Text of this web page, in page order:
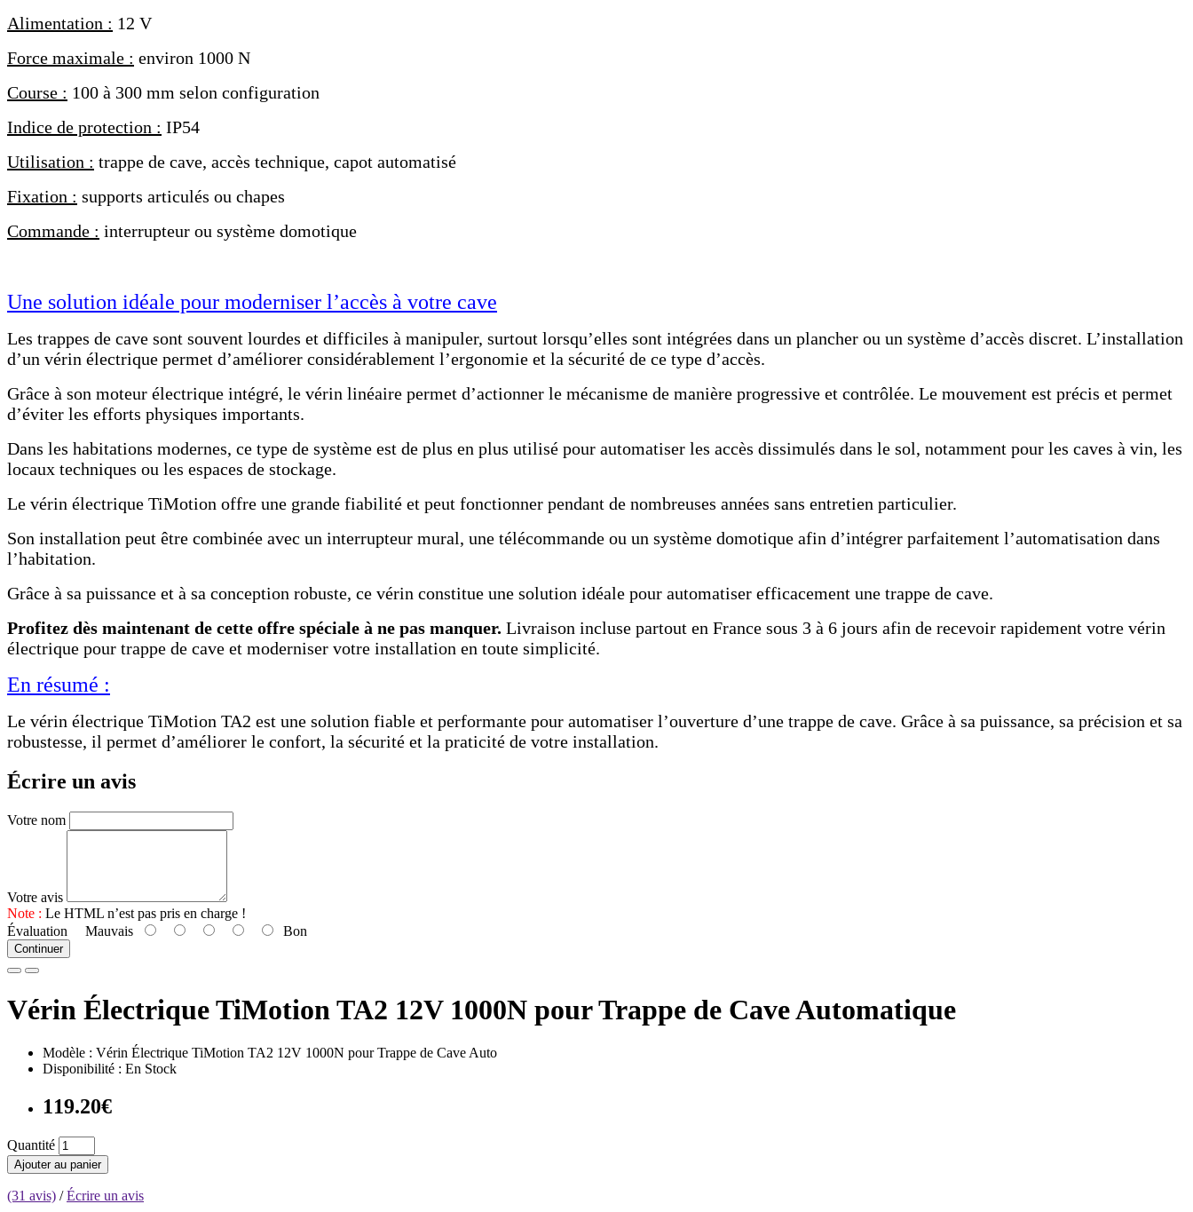
Alimentation : 12 V
Force maximale : environ 1000 N
Course : 100 à 300 mm selon configuration
Indice de protection : IP54
Utilisation : trappe de cave, accès technique, capot automatisé
Fixation : supports articulés ou chapes
Commande : interrupteur ou système domotique
Une solution idéale pour moderniser l’accès à votre cave
Les trappes de cave sont souvent lourdes et difficiles à manipuler, surtout lorsqu’elles sont intégrées dans un plancher ou un système d’accès discret. L’installation
d’un vérin électrique permet d’améliorer considérablement l’ergonomie et la sécurité de ce type d’accès.
Grâce à son moteur électrique intégré, le vérin linéaire permet d’actionner le mécanisme de manière progressive et contrôlée. Le mouvement est précis et permet
d’éviter les efforts physiques importants.
Dans les habitations modernes, ce type de système est de plus en plus utilisé pour automatiser les accès dissimulés dans le sol, notamment pour les caves à vin, les
locaux techniques ou les espaces de stockage.
Le vérin électrique TiMotion offre une grande fiabilité et peut fonctionner pendant de nombreuses années sans entretien particulier.
Son installation peut être combinée avec un interrupteur mural, une télécommande ou un système domotique afin d’intégrer parfaitement l’automatisation dans
l’habitation.
Grâce à sa puissance et à sa conception robuste, ce vérin constitue une solution idéale pour automatiser efficacement une trappe de cave.
Profitez dès maintenant de cette offre spéciale à ne pas manquer. Livraison incluse partout en France sous 3 à 6 jours afin de recevoir rapidement votre vérin
électrique pour trappe de cave et moderniser votre installation en toute simplicité.
En résumé :
Le vérin électrique TiMotion TA2 est une solution fiable et performante pour automatiser l’ouverture d’une trappe de cave. Grâce à sa puissance, sa précision et sa
robustesse, il permet d’améliorer le confort, la sécurité et la praticité de votre installation.
Écrire un avis
Votre nom
Votre avis
Note : Le HTML n’est pas pris en charge !
Évaluation Mauvais Bon
Continuer
Vérin Électrique TiMotion TA2 12V 1000N pour Trappe de Cave Automatique
Modèle : Vérin Électrique TiMotion TA2 12V 1000N pour Trappe de Cave Auto
Disponibilité : En Stock
119.20€
Quantité
Ajouter au panier
(31 avis) /Écrire un avis